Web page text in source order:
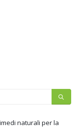
naturali per la